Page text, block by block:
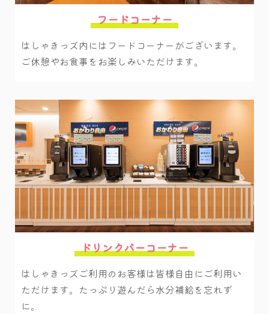
フードコーナー
はしゃきっズ内にはフードコーナーがございます。
ご休憩やお食事をお楽しみいただけます。
ドリンクバーコーナー
はしゃきっズご利用のお客様は皆様自由にご利用い
ただけます。たっぷり遊んだら水分補給を忘れず
に。